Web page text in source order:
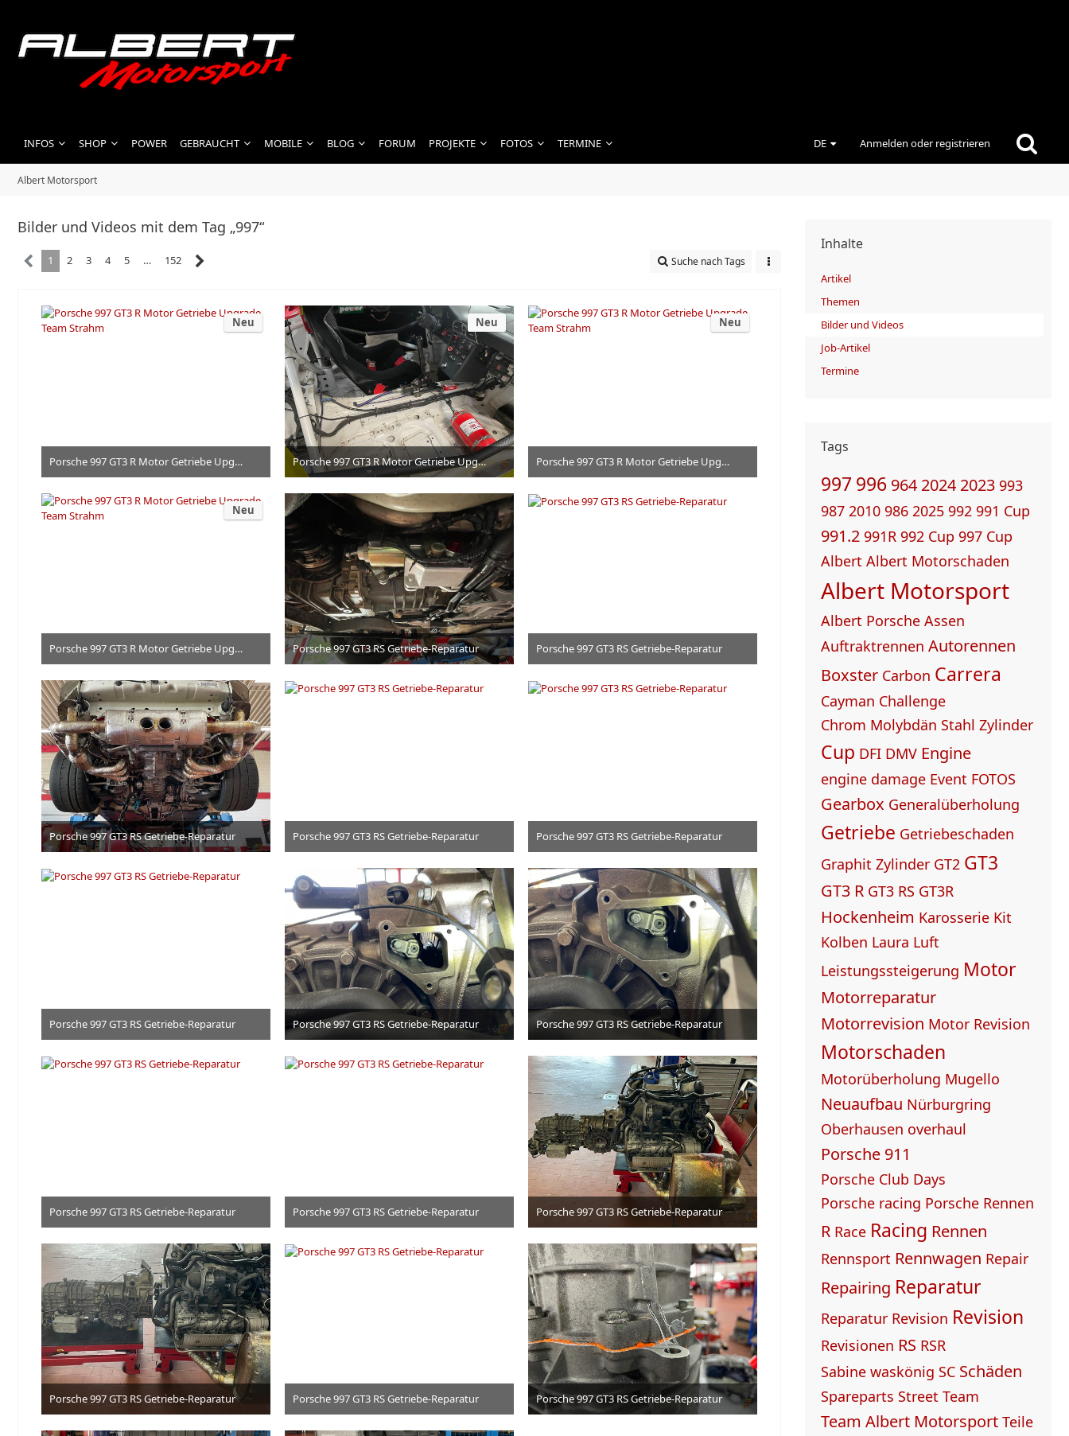
INFOS SHOP POWER GEBRAUCHT MOBILE BLOG FORUM PROJEKTE FOTOS TERMINE DE Anmelden oder registrieren
Albert Motorsport
Bilder und Videos mit dem Tag „997“
1 2 3 4 5 … 152 Suche nach Tags
Porsche 997 GT3 R Motor Getriebe Upgrade Team Strahm
Dienstag, 15:39
Neu
Porsche 997 GT3 R Motor Getriebe Upgrade Team Strahm
Dienstag, 15:39
Neu
Porsche 997 GT3 R Motor Getriebe Upgrade Team Strahm
Dienstag, 15:39
Neu
Porsche 997 GT3 R Motor Getriebe Upgrade Team Strahm
Dienstag, 15:39
Neu
Porsche 997 GT3 RS Getriebe-Reparatur
3. Juli 2026
Porsche 997 GT3 RS Getriebe-Reparatur
3. Juli 2026
Porsche 997 GT3 RS Getriebe-Reparatur
3. Juli 2026
Porsche 997 GT3 RS Getriebe-Reparatur
3. Juli 2026
Porsche 997 GT3 RS Getriebe-Reparatur
3. Juli 2026
Porsche 997 GT3 RS Getriebe-Reparatur
3. Juli 2026
Porsche 997 GT3 RS Getriebe-Reparatur
3. Juli 2026
Porsche 997 GT3 RS Getriebe-Reparatur
3. Juli 2026
Porsche 997 GT3 RS Getriebe-Reparatur
3. Juli 2026
Porsche 997 GT3 RS Getriebe-Reparatur
3. Juli 2026
Porsche 997 GT3 RS Getriebe-Reparatur
3. Juli 2026
Porsche 997 GT3 RS Getriebe-Reparatur
3. Juli 2026
Porsche 997 GT3 RS Getriebe-Reparatur
3. Juli 2026
Porsche 997 GT3 RS Getriebe-Reparatur
3. Juli 2026
Inhalte
Artikel
Themen
Bilder und Videos
Job-Artikel
Termine
Tags
997 996 964 2024 2023 993
987 2010 986 2025 992 991 Cup
991.2 991R 992 Cup 997 Cup
Albert Albert Motorschaden
Albert Motorsport
Albert Porsche Assen
Auftraktrennen Autorennen
Boxster Carbon Carrera
Cayman Challenge
Chrom Molybdän Stahl Zylinder
Cup DFI DMV Engine
engine damage Event FOTOS
Gearbox Generalüberholung
Getriebe Getriebeschaden
Graphit Zylinder GT2 GT3
GT3 R GT3 RS GT3R
Hockenheim Karosserie Kit
Kolben Laura Luft
Leistungssteigerung Motor
Motorreparatur
Motorrevision Motor Revision
Motorschaden
Motorüberholung Mugello
Neuaufbau Nürburgring
Oberhausen overhaul
Porsche 911
Porsche Club Days
Porsche racing Porsche Rennen
R Race Racing Rennen
Rennsport Rennwagen Repair
Repairing Reparatur
Reparatur Revision Revision
Revisionen RS RSR
Sabine waskönig SC Schäden
Spareparts Street Team
Team Albert Motorsport Teile